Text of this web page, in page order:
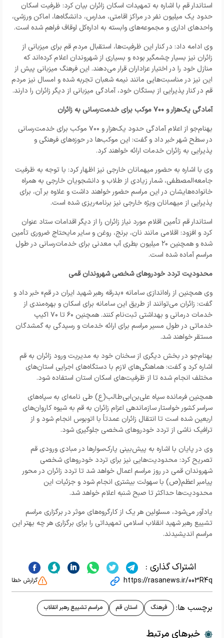
استاندار قم با اشاره به تمهیدات اسکان زائران بیان کرد: ظرفیت اسکان
حدود یک میلیون نفر در مراکز اقامتی، مدارس، دانشگاه‌ها، اماکن ورزشی،
واحدهای اداری و مجموعه‌های وابسته به اداره‌کل اوقاف فراهم شده است.
وی ادامه داد: در کنار این ظرفیت‌ها، استقبال مردم قم برای میزبانی از
زائران نیز بسیار چشمگیر بوده و بسیاری از شهروندان اعلام کرده‌اند که
منازل خود را در اختیار عزاداران قرار می‌دهند. این فرهنگ میزبانی پیش از
این نیز در مناسبت‌هایی مانند نیمه شعبان تجربه شده و امسال نیز مردم
قم در کنار پذیرایی از بستگان خود، آمادگی میزبانی از دیگر زائران را دارند.
آمادگی یک‌هزار و ۷۰۰ موکب برای خدمت‌رسانی به زائران
بهنام‌جو از اعلام آمادگی حدود یک‌هزار و ۷۰۰ موکب برای خدمت‌رسانی
در سطح شهر خبر داد و گفت: این موکب‌ها در حوزه‌های فرهنگی و
پذیرایی به زائران خدمات ارائه خواهند کرد.
وی با اشاره به حضور میهمانان خارجی نیز اظهار کرد: با توجه به ظرفیت
جامعه‌المصطفی، شمار زیادی از طلاب و دانشجویان خارجی به همراه
خانواده‌هایشان در این مراسم حضور خواهند داشت و علاوه بر آن، برای
پذیرایی از میهمانان ویژه خارجی نیز برنامه‌ریزی شده است.
استاندار قم تأمین اقلام مورد نیاز زائران را از دیگر اقدامات ستاد عنوان
کرد و افزود: اقلامی مانند نان، برنج، روغن و سایر مایحتاج ضروری تأمین
شده و همچنین ۲۰ میلیون بطری آب معدنی برای خدمات‌رسانی در طول
مراسم آماده شده است.
محدودیت تردد خودروهای شخصی شهروندان قمی
وی همچنین از راه‌اندازی سامانه «بدرقه رهبر شهید ایران در قم» خبر داد و
گفت: زائران می‌توانند از طریق این سامانه برای اسکان و بهره‌مندی از
خدمات درمانی و بهداشتی ثبت‌نام کنند. همچنین ۶۰ تا ۷۰ اکیپ
خدماتی در طول مسیر مراسم برای ارائه خدمات و رسیدگی به گمشدگان
مستقر خواهند شد.
بهنام‌جو در بخش دیگری از سخنان خود به مدیریت ورود زائران به قم
اشاره کرد و گفت: هماهنگی‌های لازم با دستگاه‌های اجرایی استان‌های
مختلف انجام شده تا از ظرفیت‌های اسکان استان استفاده شود.
همچنین فرمانده سپاه علی‌بن‌ابی‌طالب(ع) طی نامه‌ای به سپاه‌های
سراسر کشور خواستار سازماندهی اعزام زائران به قم به شیوه کاروان‌های
اربعین شده است تا انتقال زائران عمدتاً با اتوبوس انجام شود و از
ترافیک ناشی از تردد خودروهای شخصی جلوگیری شود.
وی در پایان با اشاره به پیش‌بینی پارک‌سوارها در مبادی ورودی قم
تصریح کرد: محدودیت‌هایی نیز برای تردد خودروهای شخصی
شهروندان قمی در روز مراسم اعمال خواهد شد تا تردد زائران در محور
پیامبر اعظم(ص) با سهولت بیشتری انجام شود و جزئیات این
محدودیت‌ها حداکثر تا صبح شنبه اعلام خواهد شد.
یادآور می‌شود، مسئولین هر یک از کارگروه‌های موثر در برگزاری مراسم
تشییع رهبر شهید انقلاب اسلامی تمهیداتی را برای برگزاری هر چه بهتر این
مراسم اندیشیدند.
اشتراک گذاری :
https://rasanews.ir/003R4q گزارش خطا
برچسب ها: فرهنگ استان قم مراسم تشییع رهبر انقلاب
خبرهای مرتبط